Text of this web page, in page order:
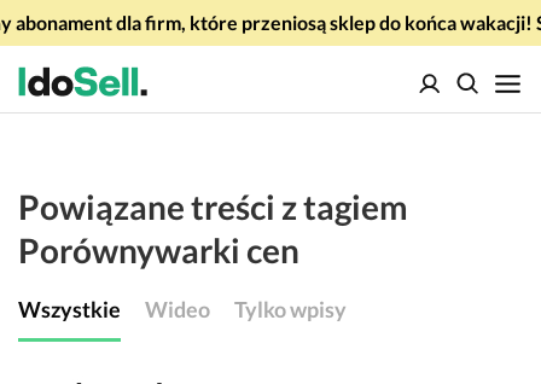
abonament dla firm, które przeniosą sklep do końca wakacji!
Powiązane treści z tagiem
Porównywarki cen
Wszystkie Wideo Tylko wpisy